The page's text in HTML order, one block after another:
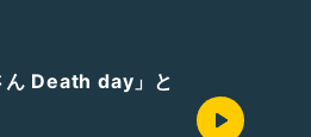
ん Death day」と